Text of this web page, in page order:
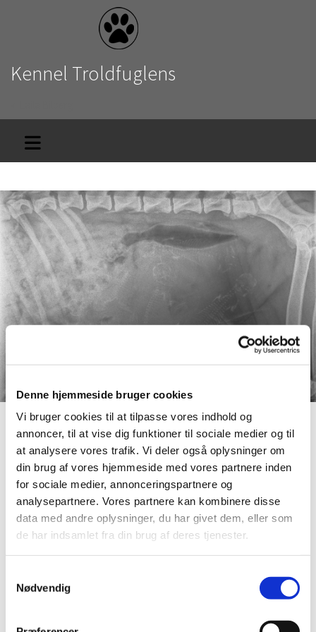
Denne hjemmeside bruger cookies
Vi bruger cookies til at tilpasse vores indhold og
annoncer, til at vise dig funktioner til sociale medier og til
at analysere vores trafik. Vi deler også oplysninger om
din brug af vores hjemmeside med vores partnere inden
for sociale medier, annonceringspartnere og
analysepartnere. Vores partnere kan kombinere disse
data med andre oplysninger, du har givet dem, eller som
de har indsamlet fra din brug af deres tjenester.
Nødvendig
Kennel Troldfuglens
Et nyt kuld Troldfugle er
på vej
Hvalpene er født den 7/7 2017. 2 brune hanner, 1
Se billeder af hvalpene under uge-siderne og følg med